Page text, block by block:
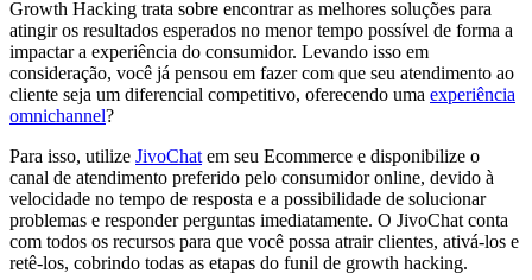
Growth Hacking trata sobre encontrar as melhores soluções para
atingir os resultados esperados no menor tempo possível de forma a
impactar a experiência do consumidor. Levando isso em
consideração, você já pensou em fazer com que seu atendimento ao
cliente seja um diferencial competitivo, oferecendo uma experiência
omnichannel?
Para isso, utilize JivoChat em seu Ecommerce e disponibilize o
canal de atendimento preferido pelo consumidor online, devido à
velocidade no tempo de resposta e a possibilidade de solucionar
problemas e responder perguntas imediatamente. O JivoChat conta
com todos os recursos para que você possa atrair clientes, ativá-los e
retê-los, cobrindo todas as etapas do funil de growth hacking.